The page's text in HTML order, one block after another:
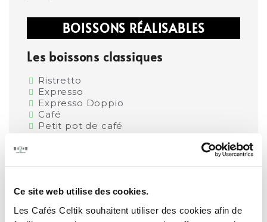
Ce site web utilise des cookies.
Les Cafés Celtik souhaitent utiliser des cookies afin de
BOISSONS RÉALISABLES
Les boissons classiques
Ristretto
Expresso
Expresso Doppio
Café
Petit pot de café
Les boissons lactées
Cappuccino
Flat white